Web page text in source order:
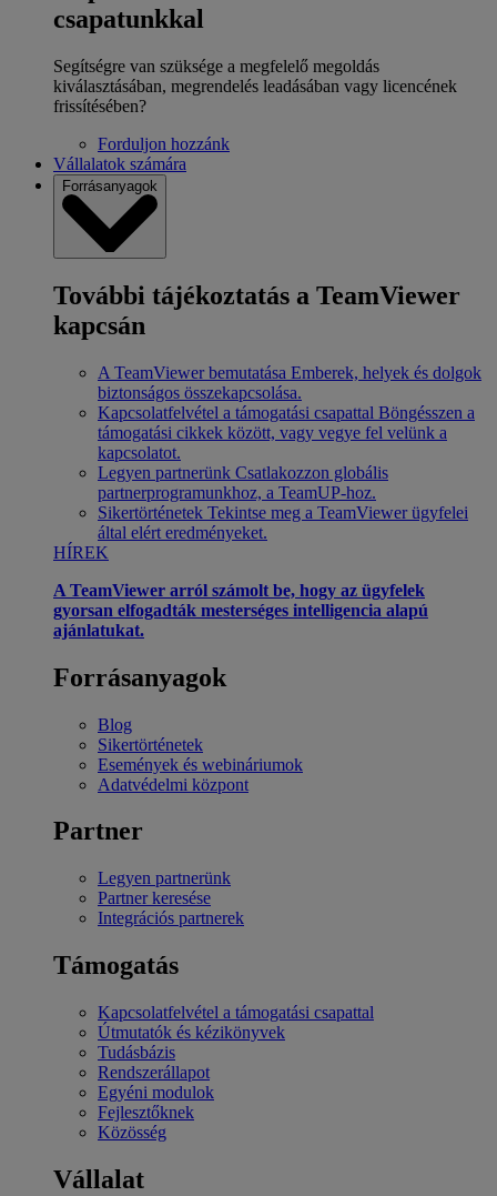
csapatunkkal
Segítségre van szüksége a megfelelő megoldás
kiválasztásában, megrendelés leadásában vagy licencének
frissítésében?
Forduljon hozzánk
Vállalatok számára
Forrásanyagok
További tájékoztatás a TeamViewer
kapcsán
A TeamViewer bemutatása Emberek, helyek és dolgok
biztonságos összekapcsolása.
Kapcsolatfelvétel a támogatási csapattal Böngésszen a
támogatási cikkek között, vagy vegye fel velünk a
kapcsolatot.
Legyen partnerünk Csatlakozzon globális
partnerprogramunkhoz, a TeamUP-hoz.
Sikertörténetek Tekintse meg a TeamViewer ügyfelei
által elért eredményeket.
HÍREK
A TeamViewer arról számolt be, hogy az ügyfelek
gyorsan elfogadták mesterséges intelligencia alapú
ajánlatukat.
Forrásanyagok
Blog
Sikertörténetek
Események és webináriumok
Adatvédelmi központ
Partner
Legyen partnerünk
Partner keresése
Integrációs partnerek
Támogatás
Kapcsolatfelvétel a támogatási csapattal
Útmutatók és kézikönyvek
Tudásbázis
Rendszerállapot
Egyéni modulok
Fejlesztőknek
Közösség
Vállalat